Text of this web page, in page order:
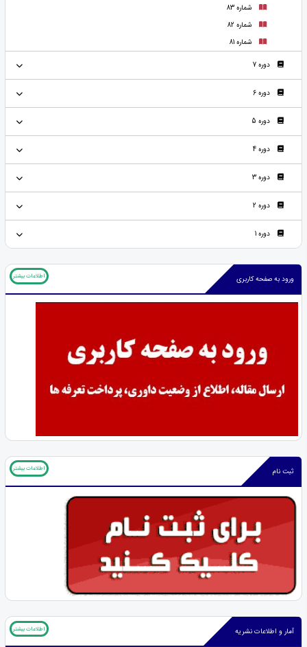
شماره 83
شماره 82
شماره 81
دوره 7
دوره 6
دوره 5
دوره 4
دوره 3
دوره 2
دوره 1
ورود به صفحه کاربری اطلاعات بیشتر
ثبت نام اطلاعات بیشتر
آمار و اطلاعات نشریه اطلاعات بیشتر